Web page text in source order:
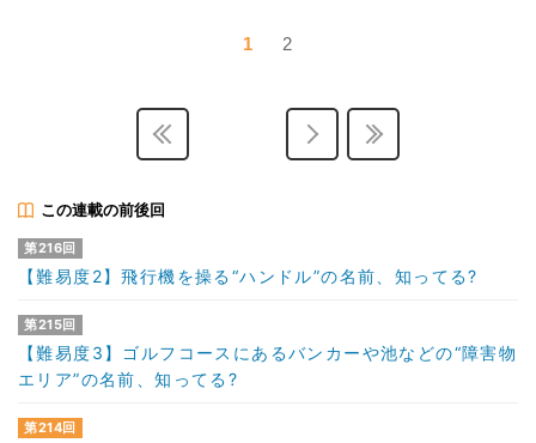
1 2
この連載の前後回
第216回
【難易度2】飛行機を操る“ハンドル”の名前、知ってる?
第215回
【難易度3】ゴルフコースにあるバンカーや池などの“障害物
エリア”の名前、知ってる?
第214回